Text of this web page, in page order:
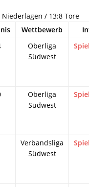
/ 13:8 Tore
Wettbewerb
Oberliga
Südwest
Oberliga
Südwest
Verbandsliga
Südwest